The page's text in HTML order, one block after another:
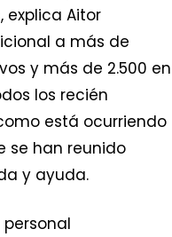
explica Aitor
a más de
y más de 2.500 en
los recién
está ocurriendo
se han reunido
y ayuda.